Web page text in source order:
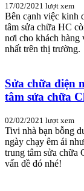
17/02/2021 lượt xem
Bên cạnh việc kinh
tâm sửa chữa HC
nơi cho khách
nhất trên thị trường.
Sửa chữa điện
tâm sửa chữa
02/02/2021 lượt xem
Tivi nhà bạn bỗng
ngày chạy êm ái
trung tâm sửa chữa
vấn đề đó nhé!